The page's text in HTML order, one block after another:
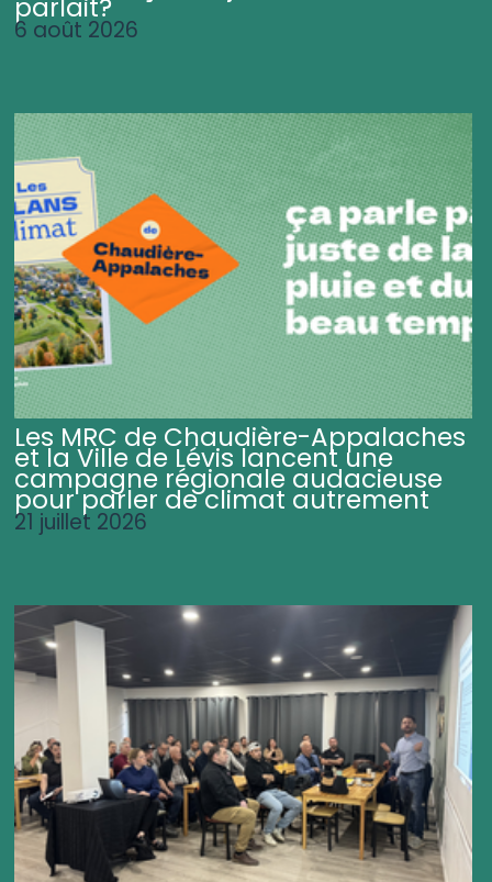
parlait?
6 août 2026
Les MRC de Chaudière-Appalaches
et la Ville de Lévis lancent une
campagne régionale audacieuse
pour parler de climat autrement
21 juillet 2026